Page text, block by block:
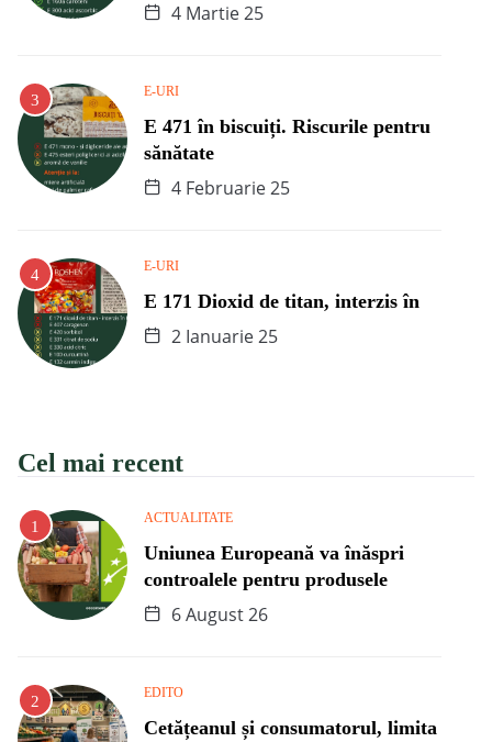
4 Martie 25
E-URI
E 471 în biscuiți. Riscurile pentru
sănătate
4 Februarie 25
E-URI
E 171 Dioxid de titan, interzis în
2 Ianuarie 25
Cel mai recent
ACTUALITATE
Uniunea Europeană va înăspri
controalele pentru produsele
6 August 26
EDITO
Cetățeanul și consumatorul, limita